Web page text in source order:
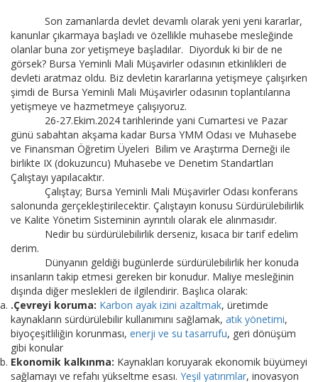
Son zamanlarda devlet devamlı olarak yeni yeni kararlar,
kanunlar çıkarmaya başladı ve özellikle muhasebe mesleğinde
olanlar buna zor yetişmeye başladılar. Diyorduk ki bir de ne
görsek? Bursa Yeminli Mali Müşavirler odasının etkinlikleri de
devleti aratmaz oldu. Biz devletin kararlarına yetişmeye çalışırken
şimdi de Bursa Yeminli Mali Müşavirler odasının toplantılarına
yetişmeye ve hazmetmeye çalışıyoruz.
26-27.Ekim.2024 tarihlerinde yani Cumartesi ve Pazar
günü sabahtan akşama kadar Bursa YMM Odası ve Muhasebe
ve Finansman Öğretim Üyeleri Bilim ve Araştırma Derneği ile
birlikte IX (dokuzuncu) Muhasebe ve Denetim Standartları
Çalıştayı yapılacaktır.
Çalıştay; Bursa Yeminli Mali Müşavirler Odası konferans
salonunda gerçekleştirilecektir. Çalıştayın konusu Sürdürülebilirlik
ve Kalite Yönetim Sisteminin ayrıntılı olarak ele alınmasıdır.
Nedir bu sürdürülebilirlik derseniz, kısaca bir tarif edelim
derim.
Dünyanın geldiği bugünlerde sürdürülebilirlik her konuda
insanların takip etmesi gereken bir konudur. Maliye mesleğinin
dışında diğer meslekleri de ilgilendirir. Başlıca olarak:
.Çevreyi koruma: Karbon ayak izini azaltmak, üretimde
kaynakların sürdürülebilir kullanımını sağlamak, atık yönetimi,
biyoçeşitliliğin korunması, enerji ve su tasarrufu, geri dönüşüm
gibi konular
Ekonomik kalkınma: Kaynakları koruyarak ekonomik büyümeyi
sağlamayı ve refahı yükseltme esası. Yeşil yatırımlar, inovasyon